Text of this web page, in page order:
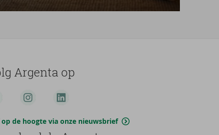
Argenta op
op de hoogte via onze nieuwsbrief